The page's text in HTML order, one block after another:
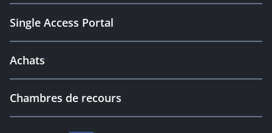
Single Access Portal
Achats
Chambres de recours